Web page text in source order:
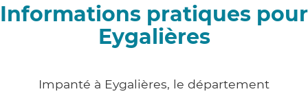
Informations pratiques pour
Eygalières
Impanté à Eygalières, le département